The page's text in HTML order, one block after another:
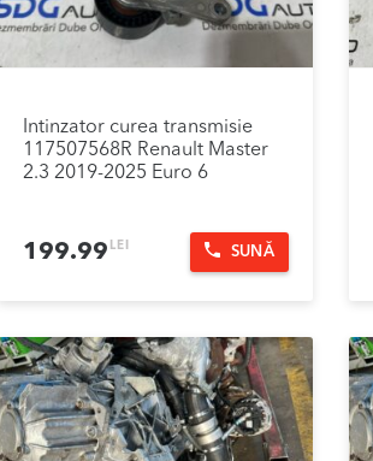
Intinzator curea transmisie
117507568R Renault Master
2.3 2019-2025 Euro 6
199.99 LEI SUNĂ